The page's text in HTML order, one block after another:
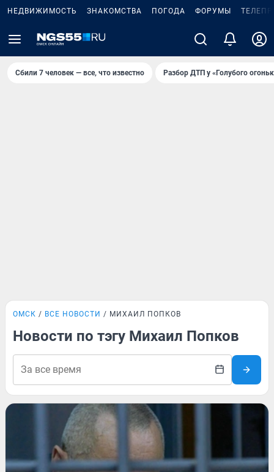
НЕДВИЖИМОСТЬ ЗНАКОМСТВА ПОГОДА ФОРУМЫ
Сбили 7 человек — все, что известно Разбор ДТП у «Голубого
ОМСК ВСЕ НОВОСТИ МИХАИЛ ПОПКОВ
Новости по тэгу Михаил Попков